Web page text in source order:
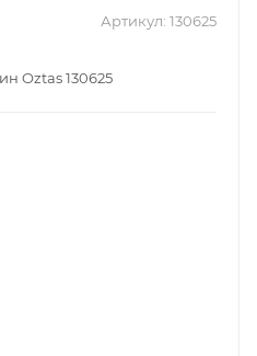
Артикул: 130625
Oztas 130625